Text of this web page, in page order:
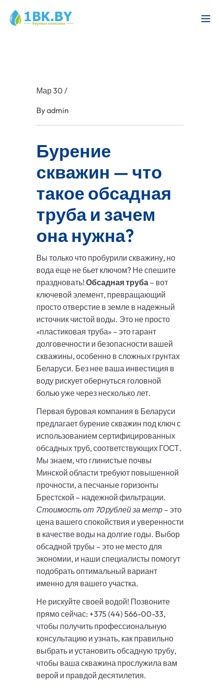
Мар 30 /
Byadmin
Бурение
скважин — что
такое обсадная
труба и зачем
она нужна?
Вы только что пробурили скважину, но
вода еще не бьет ключом? Не спешите
праздновать! Обсадная труба – вот
ключевой элемент, превращающий
просто отверстие в земле в надежный
источник чистой воды. Это не просто
«пластиковая труба» – это гарант
долговечности и безопасности вашей
скважины, особенно в сложных грунтах
Беларуси. Без нее ваша инвестиция в
воду рискует обернуться головной
болью уже через несколько лет.
Первая буровая компания в Беларуси
предлагает бурение скважин под ключ с
использованием сертифицированных
обсадных труб, соответствующих ГОСТ.
Мы знаем, что глинистые почвы
Минской области требуют повышенной
прочности, а песчаные горизонты
Брестской – надежной фильтрации.
Стоимость от 70 рублей за метр – это
цена вашего спокойствия и уверенности
в качестве воды на долгие годы. Выбор
обсадной трубы – это не место для
экономии, и наши специалисты помогут
подобрать оптимальный вариант
именно для вашего участка.
Не рискуйте своей водой! Позвоните
прямо сейчас: +375 (44) 566-00-33,
чтобы получить профессиональную
консультацию и узнать, как правильно
выбрать и установить обсадную трубу,
чтобы ваша скважина прослужила вам
верой и правдой десятилетия.